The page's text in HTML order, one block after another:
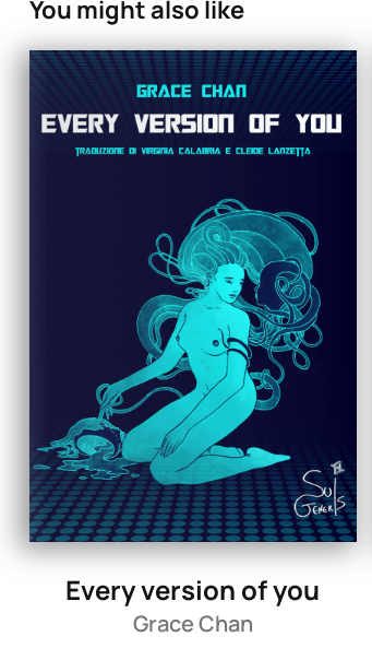
You might also like
Every version of you
Grace Chan